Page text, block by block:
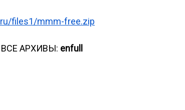
files1/mmm-free.zip
АРХИВЫ: enfull